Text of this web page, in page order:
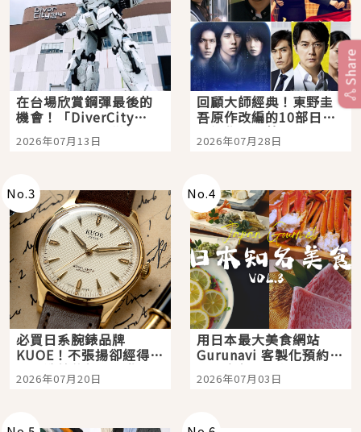
在台場欣賞鋼彈最後的
機會！「DiverCity
Tokyo Plaza」搭船、
購物、美食及夜景，一
2026年07月13日
回顧大師經典！東野圭
吾原作改編的10部日本
影視作品推薦
2026年07月28日
No.3
必買日系腕錶品牌
KUOE！不張揚卻經得起
時間洗鍊的經典之作五
選
2026年07月20日
No.4
用日本最大美食網站
Gurunavi 客製化預約九
大都市餐廳，打造專屬
美食體驗！
2026年07月03日
Share